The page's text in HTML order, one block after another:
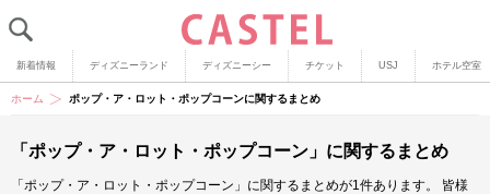
新着情報 ディズニーランド ディズニーシー チケット USJ ホテル空室
ホーム ポップ・ア・ロット・ポップコーンに関するまとめ
「ポップ・ア・ロット・ポップコーン」に関するまとめ
「ポップ・ア・ロット・ポップコーン」に関するまとめが1件あります。
皆様